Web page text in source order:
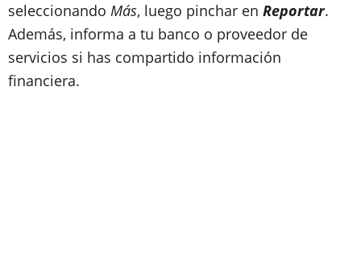
seleccionando Más, luego pinchar en Reportar.
Además, informa a tu banco o proveedor de
servicios si has compartido información
financiera.